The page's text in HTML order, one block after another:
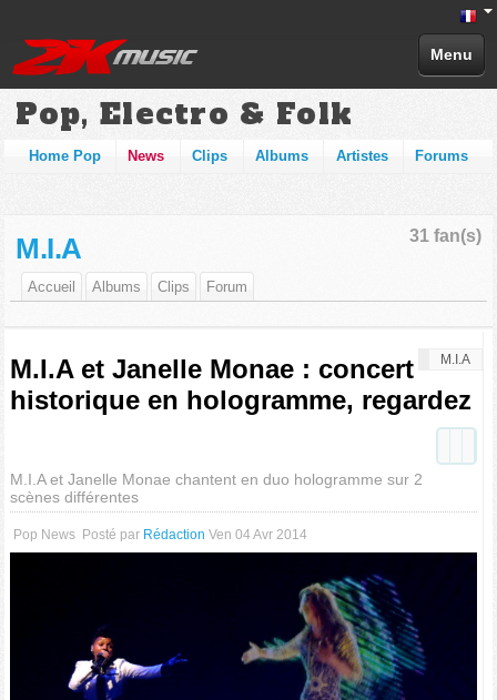
Menu
Pop, Electro & Folk
Home Pop News Clips Albums Artistes Forums
31 fan(s)
M.I.A
Accueil Albums Clips Forum
M.I.A
M.I.A et Janelle Monae : concert
historique en hologramme, regardez
M.I.A et Janelle Monae chantent en duo hologramme sur 2
scènes différentes
Pop News Posté par Rédaction Ven 04 Avr 2014